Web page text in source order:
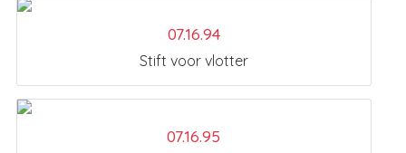
07.16.94
Stift voor vlotter
07.16.95